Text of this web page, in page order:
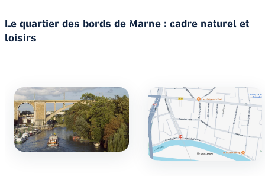
Le quartier des bords de Marne : cadre naturel et
loisirs